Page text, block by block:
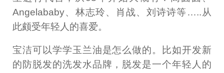
Angelababy、林志玲、肖战、刘诗诗等…..从
此颇受年轻人的喜爱。
宝洁可以学学玉兰油是怎么做的。比如开发新
的防脱发的洗发水品牌，脱发是一个年轻人的